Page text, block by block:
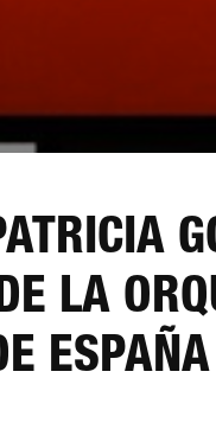
LA
ESPAÑA